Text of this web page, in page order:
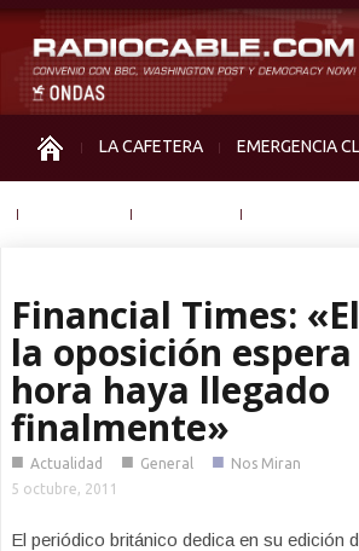
LA CAFETERA EMERGENCIA
Financial Times:
la oposición
hora haya llegado
finalmente»
■ Actualidad ■ General ■ Nos Miran
5 octubre, 2011
El periódico británico dedica en su edición